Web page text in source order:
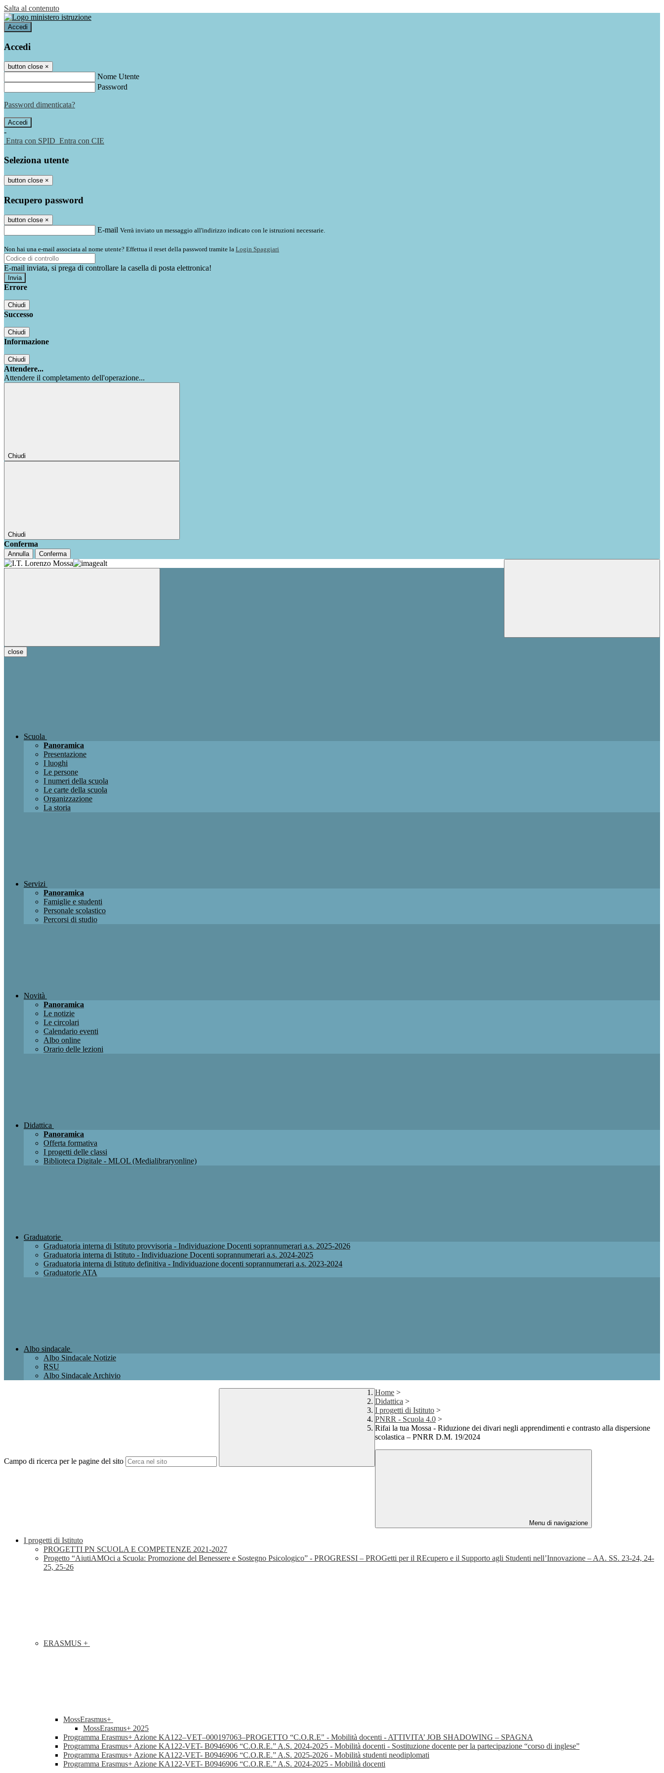
Salta al contenuto
Accedi
Accedi
button close ×
Nome Utente
Password
Password dimenticata?
-
Entra con SPID Entra con CIE
Seleziona utente
button close ×
Recupero password
button close ×
E-mail Verrà inviato un messaggio all'indirizzo indicato con le istruzioni necessarie.
Non hai una e-mail associata al nome utente? Effettua il reset della password tramite la Login Spaggiari
E-mail inviata, si prega di controllare la casella di posta elettronica!
Errore
Chiudi
Successo
Chiudi
Informazione
Chiudi
Attendere...
Attendere il completamento dell'operazione...
Chiudi
Chiudi
Conferma
Annulla Conferma
close
Scuola
Panoramica
Presentazione
I luoghi
Le persone
I numeri della scuola
Le carte della scuola
Organizzazione
La storia
Servizi
Panoramica
Famiglie e studenti
Personale scolastico
Percorsi di studio
Novità
Panoramica
Le notizie
Le circolari
Calendario eventi
Albo online
Orario delle lezioni
Didattica
Panoramica
Offerta formativa
I progetti delle classi
Biblioteca Digitale - MLOL (Medialibraryonline)
Graduatorie
Graduatoria interna di Istituto provvisoria - Individuazione Docenti soprannumerari a.s. 2025-2026
Graduatoria interna di Istituto - Individuazione Docenti soprannumerari a.s. 2024-2025
Graduatoria interna di Istituto definitiva - Individuazione docenti soprannumerari a.s. 2023-2024
Graduatorie ATA
Albo sindacale
Albo Sindacale Notizie
RSU
Albo Sindacale Archivio
Campo di ricerca per le pagine del sito
Home >
Didattica >
I progetti di Istituto >
PNRR - Scuola 4.0 >
Rifai la tua Mossa - Riduzione dei divari negli apprendimenti e contrasto alla dispersione
scolastica – PNRR D.M. 19/2024
Menu di navigazione
I progetti di Istituto
PROGETTI PN SCUOLA E COMPETENZE 2021-2027
Progetto “AiutiAMOci a Scuola: Promozione del Benessere e Sostegno Psicologico” - PROGRESSI – PROGetti per il REcupero e il Supporto agli Studenti nell’Innovazione – AA. SS. 23-24, 24-
25, 25-26
ERASMUS +
MossErasmus+
MossErasmus+ 2025
Programma Erasmus+ Azione KA122–VET–000197063–PROGETTO “C.O.R.E" - Mobilità docenti - ATTIVITA’ JOB SHADOWING – SPAGNA
Programma Erasmus+ Azione KA122-VET- B0946906 “C.O.R.E.” A.S. 2024-2025 - Mobilità docenti - Sostituzione docente per la partecipazione “corso di inglese”
Programma Erasmus+ Azione KA122-VET- B0946906 “C.O.R.E.” A.S. 2025-2026 - Mobilità studenti neodiplomati
Programma Erasmus+ Azione KA122-VET- B0946906 “C.O.R.E.” A.S. 2024-2025 - Mobilità docenti